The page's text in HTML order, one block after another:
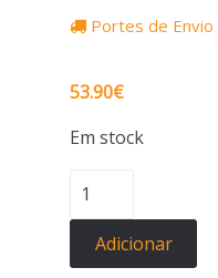
Portes de Envio
53.90€
Em stock
Quantidade
de
KETAC
CEM
Adicionar